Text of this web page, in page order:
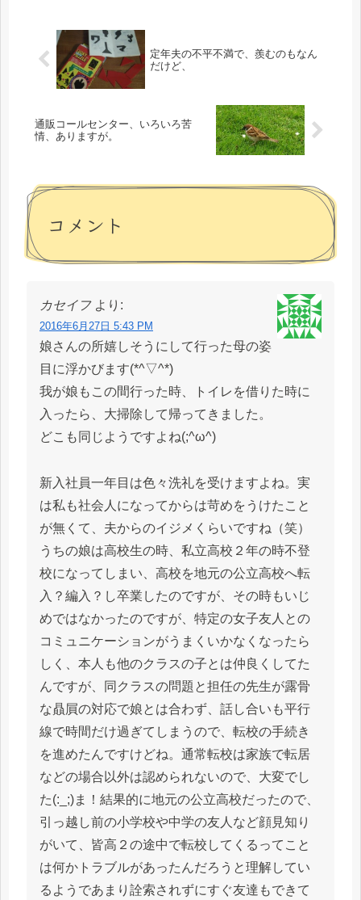
定年夫の不平不満で、羨むのもなん
だけど、
通販コールセンター、いろいろ苦
情、ありますが。
コメント
カセイフ より:
2016年6月27日 5:43 PM
娘さんの所嬉しそうにして行った母の姿
目に浮かびます(*^▽^*)
我が娘もこの間行った時、トイレを借りた時に
入ったら、大掃除して帰ってきました。
どこも同じようですよね(;^ω^)
新入社員一年目は色々洗礼を受けますよね。実
は私も社会人になってからは苛めをうけたこと
が無くて、夫からのイジメくらいですね（笑）
うちの娘は高校生の時、私立高校２年の時不登
校になってしまい、高校を地元の公立高校へ転
入？編入？し卒業したのですが、その時もいじ
めではなかったのですが、特定の女子友人との
コミュニケーションがうまくいかなくなったら
しく、本人も他のクラスの子とは仲良くしてた
んですが、同クラスの問題と担任の先生が露骨
な贔屓の対応で娘とは合わず、話し合いも平行
線で時間だけ過ぎてしまうので、転校の手続き
を進めたんですけどね。通常転校は家族で転居
などの場合以外は認められないので、大変でし
た(:_;)ま！結果的に地元の公立高校だったので、
引っ越し前の小学校や中学の友人など顔見知り
がいて、皆高２の途中で転校してくるってこと
は何かトラブルがあったんだろうと理解してい
るようであまり詮索されずにすぐ友達もできて